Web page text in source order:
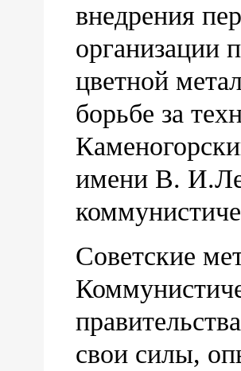
внедрения
организации
цветной
борьбе за
имени В.
Советские
свои силы,